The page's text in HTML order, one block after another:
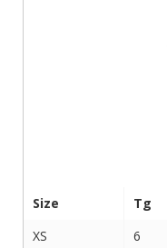
Size Tg
XS
6